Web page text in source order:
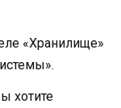
«Хранилище»
хотите